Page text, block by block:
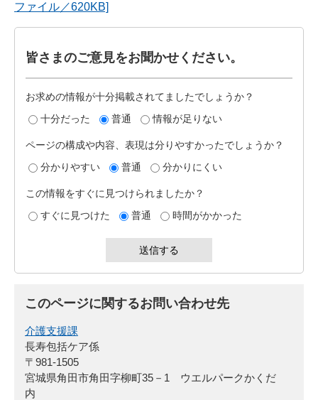
ファイル／620KB]
皆さまのご意見をお聞かせください。
お求めの情報が十分掲載されてましたでしょうか？
十分だった
普通 情報が足りない
ページの構成や内容、表現は分りやすかったでしょうか？
分かりやすい
普通 分かりにくい
この情報をすぐに見つけられましたか？
すぐに見つけた
普通 時間がかかった
このページに関するお問い合わせ先
介護支援課
長寿包括ケア係
〒981-1505
宮城県角田市角田字柳町35－1 ウエルパークかくだ
内